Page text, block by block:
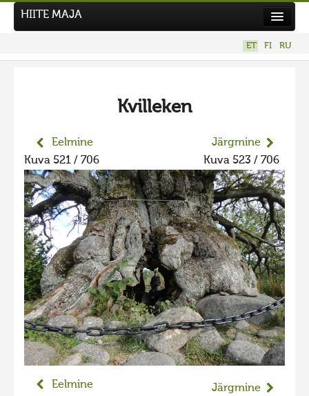
Uudised
Tegutse
Kuvavõistlused
Kontakt
HIITE MAJA
ET FI RU
Kvilleken
Eelmine
Kuva 521 / 706
Järgmine
Kuva 523 / 706
Eelmine
Järgmine